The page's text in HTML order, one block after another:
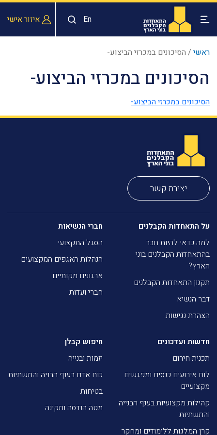
En איזור אישי
ראשי / הסיכונים במכרזי הביצוע-
הסיכונים במכרזי הביצוע-
הסיכונים במכרזי הביצוע-
יצירת קשר
על התאחדות הקבלנים
למה כדאי להיות חבר
בהתאחדות הקבלנים בוני
הארץ?
תקנון התאחדות הקבלנים
דבר הנשיא
הצהרת נגישות
חברי הנשיאות
הסגל המקצועי
הנהלות האגפים המקצועים
ארגונים מקומיים
חברי ועדות
חדשות ועדכונים
תכנית חירום
לוח אירועים כנסים ומפגשים
מקצועיים
קהילות מקצועיות בענף הבנייה
והתשתיות
קרן המלגות ללימודים ומחקר
חיפוש קבלן
יזמות ובנייה
כוח אדם בענף הבניה והתשתיות
בטיחות
מטה הנדסה ותקינה